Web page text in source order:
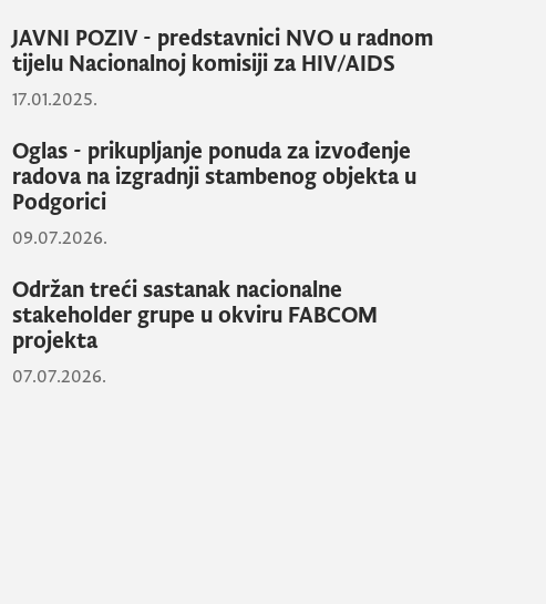
JAVNI POZIV - predstavnici NVO u radnom
tijelu Nacionalnoj komisiji za HIV/AIDS
17.01.2025.
Oglas - prikupljanje ponuda za izvođenje
radova na izgradnji stambenog objekta u
Podgorici
09.07.2026.
Održan treći sastanak nacionalne
stakeholder grupe u okviru FABCOM
projekta
07.07.2026.